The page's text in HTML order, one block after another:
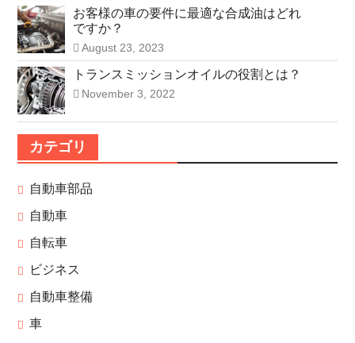
お客様の車の要件に最適な合成油はどれ
ですか？
August 23, 2023
トランスミッションオイルの役割とは？
November 3, 2022
カテゴリ
自動車部品
自動車
自転車
ビジネス
自動車整備
車